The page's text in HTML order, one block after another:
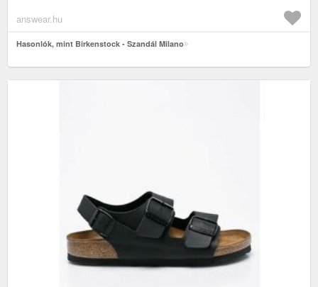
answear.hu
Hasonlók, mint Birkenstock - Szandál Milano